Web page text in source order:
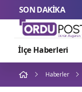
SON DAKİKA
İlçe Haberleri
Haberler